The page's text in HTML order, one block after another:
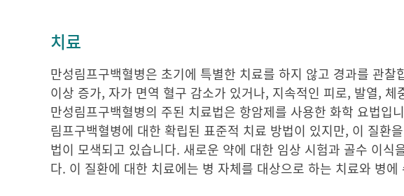
치료
만성림프구백혈병은 초기에 특별한 치료를 하지 않고 경과를 관
이상 증가, 자가 면역 혈구 감소가 있거나, 지속적인 피로, 발열,
만성림프구백혈병의 주된 치료법은 항암제를 사용한 화학 요법
림프구백혈병에 대한 확립된 표준적 치료 방법이 있지만, 이 질환
법이 모색되고 있습니다. 새로운 약에 대한 임상 시험과 골수 이
다. 이 질환에 대한 치료에는 병 자체를 대상으로 하는 치료와 병